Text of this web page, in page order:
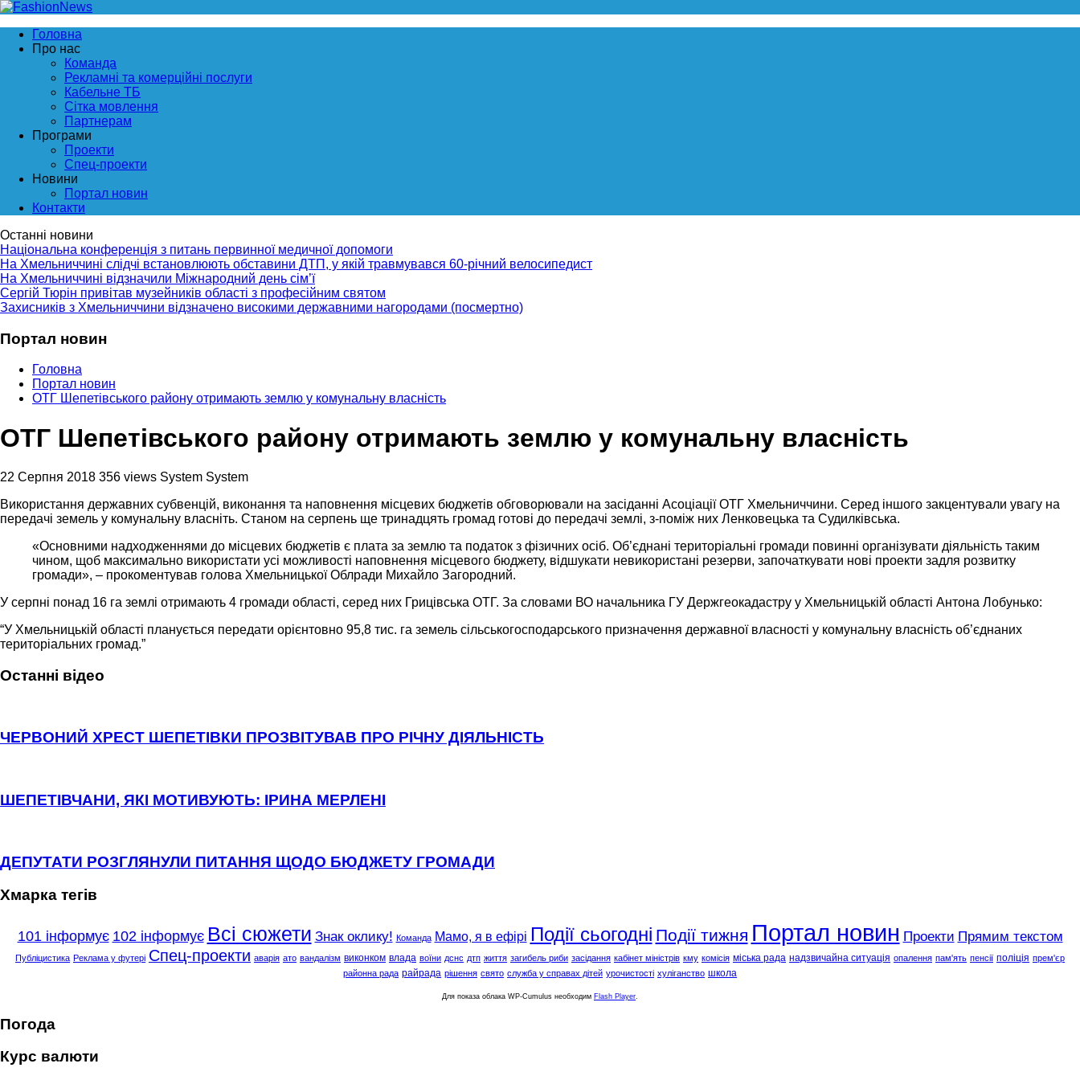
Головна
Про нас
Команда
Рекламні та комерційні послуги
Кабельне ТБ
Сітка мовлення
Партнерам
Програми
Проекти
Спец-проекти
Новини
Портал новин
Контакти
Останні новини
Національна конференція з питань первинної медичної допомоги
На Хмельниччині слідчі встановлюють обставини ДТП, у якій травмувався 60-річний велосипедист
На Хмельниччині відзначили Міжнародний день сім’ї
Сергій Тюрін привітав музейників області з професійним святом
Захисників з Хмельниччини відзначено високими державними нагородами (посмертно)
Портал новин
Головна
Портал новин
ОТГ Шепетівського району отримають землю у комунальну власність
ОТГ Шепетівського району отримають землю у комунальну власність
22 Серпня 2018 356 views System System
Використання державних субвенцій, виконання та наповнення місцевих бюджетів обговорювали на засіданні Асоціації ОТГ Хмельниччини. Серед іншого закцентували увагу на
передачі земель у комунальну власніть. Станом на серпень ще тринадцять громад готові до передачі землі, з-поміж них Ленковецька та Судилківська.
«Основними надходженнями до місцевих бюджетів є плата за землю та податок з фізичних осіб. Об’єднані територіальні громади повинні організувати діяльність таким
чином, щоб максимально використати усі можливості наповнення місцевого бюджету, відшукати невикористані резерви, започаткувати нові проекти задля розвитку
громади», – прокоментував голова Хмельницької Облради Михайло Загородний.
У серпні понад 16 га землі отримають 4 громади області, серед них Грицівська ОТГ. За словами ВО начальника ГУ Держгеокадастру у Хмельницькій області Антона Лобунько:
“У Хмельницькій області планується передати орієнтовно 95,8 тис. га земель сільськогосподарського призначення державної власності у комунальну власність об’єднаних
територіальних громад.”
Останні відео
ЧЕРВОНИЙ ХРЕСТ ШЕПЕТІВКИ ПРОЗВІТУВАВ ПРО РІЧНУ ДІЯЛЬНІСТЬ
ШЕПЕТІВЧАНИ, ЯКІ МОТИВУЮТЬ: ІРИНА МЕРЛЕНІ
ДЕПУТАТИ РОЗГЛЯНУЛИ ПИТАННЯ ЩОДО БЮДЖЕТУ ГРОМАДИ
Хмарка тегів
101 інформує 102 інформує Всі сюжети Знак оклику! Команда Мамо, я в ефірі Події сьогодні Події тижня Портал новин Проекти Прямим текстом
Публіцистика Реклама у футері Спец-проекти аварія ато вандалізм виконком влада воїни дснс дтп життя загибель риби засідання кабінет міністрів кму комісія міська рада надзвичайна ситуація опалення пам'ять пенсії поліція прем'єр
районна рада райрада рішення свято служба у справах дітей урочистості хуліганство школа
Для показа облака WP-Cumulus необходим Flash Player
Погода
Курс валюти